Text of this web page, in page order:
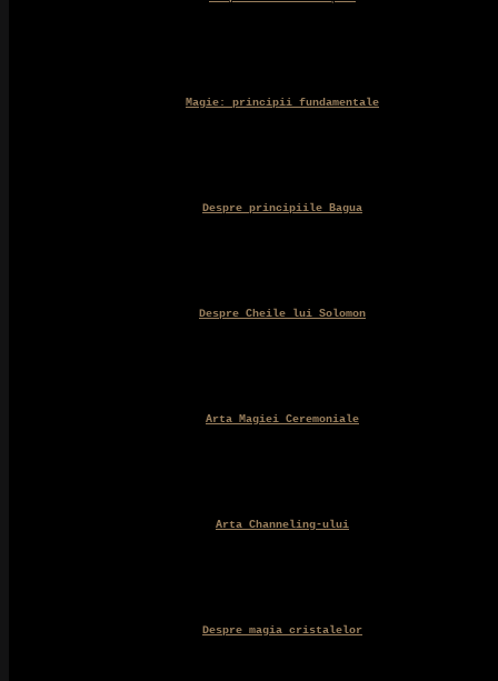
Magie: principii fundamentale
Despre principiile Bagua
Despre Cheile lui Solomon
Arta Magiei Ceremoniale
Arta Channeling-ului
Despre magia cristalelor